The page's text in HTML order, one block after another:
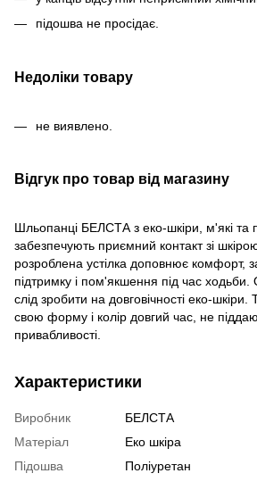
підошва не просідає.
Недоліки товару
не виявлено.
Відгук про товар від магазину
Шльопанці БЕЛСТА з еко-шкіри, м'які та
забезпечують приємний контакт зі
розроблена устілка доповнює комфорт,
підтримку і пом'якшення під час
слід зробити на довговічності еко-шкіри.
свою форму і колір довгий час, не
привабливості.
Характеристики
Виробник
БЕЛСТА
Матеріал
Еко шкіра
Підошва
Поліуретан